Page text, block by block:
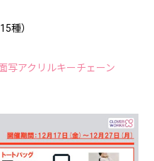
種）
面写アクリルキーチェーン